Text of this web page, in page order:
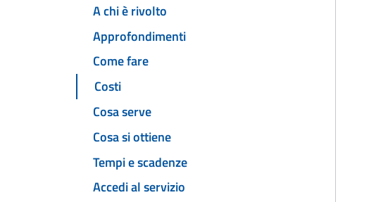
A chi è rivolto
Approfondimenti
Come fare
Costi
Cosa serve
Cosa si ottiene
Tempi e scadenze
Accedi al servizio